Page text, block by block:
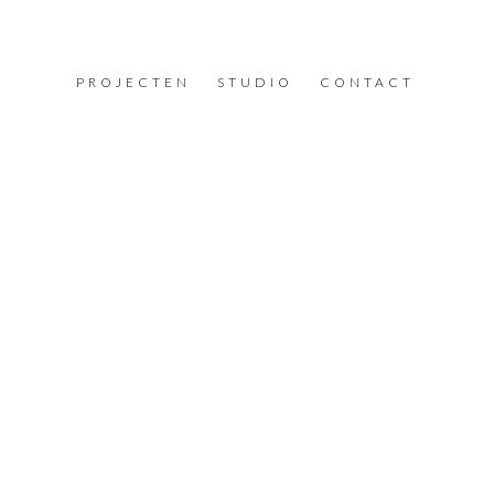
PROJECTEN STUDIO CONTACT